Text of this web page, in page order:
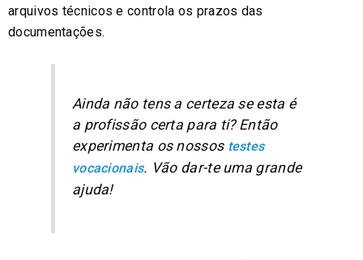
arquivos técnicos e controla os prazos das
documentações.
Ainda não tens a certeza se esta é
a profissão certa para ti? Então
experimenta os nossos testes
vocacionais. Vão dar-te uma grande
ajuda!